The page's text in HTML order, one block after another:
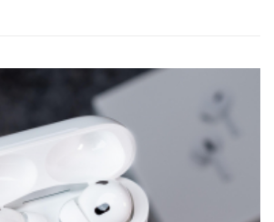
變、食安管理不變，以及敏感品項禁令不
健康為最大目標。台美經貿工作小組說明，
稅，敏感品項維持禁令，僅開放絞肉及心、
牛、豬原料之原產地標示、校園午餐優先採
品原料管理規定，均維持不變，基改產品仍
。